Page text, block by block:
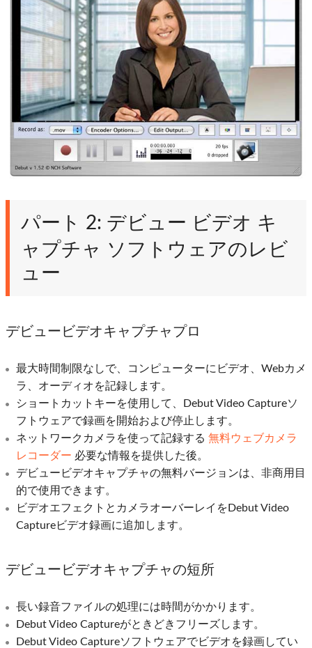
パート 2: デビュー ビデオ キ
ャプチャ ソフトウェアのレビ
ュー
デビュービデオキャプチャプロ
最大時間制限なしで、コンピューターにビデオ、Webカメ
ラ、オーディオを記録します。
ショートカットキーを使用して、Debut Video Captureソ
フトウェアで録画を開始および停止します。
ネットワークカメラを使って記録する 無料ウェブカメラ
レコーダー 必要な情報を提供した後。
デビュービデオキャプチャの無料バージョンは、非商用目
的で使用できます。
ビデオエフェクトとカメラオーバーレイをDebut Video
Captureビデオ録画に追加します。
デビュービデオキャプチャの短所
長い録音ファイルの処理には時間がかかります。
Debut Video Captureがときどきフリーズします。
Debut Video Captureソフトウェアでビデオを録画してい